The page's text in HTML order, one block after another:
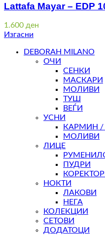
Lattafa Mayar – EDP
1.600 ден
Изгасни
DEBORAH MILANO
ОЧИ
СЕНКИ
МАСКАРИ
МОЛИВИ
ТУШ
ВЕЃИ
УСНИ
КАРМИН /
МОЛИВИ
ЛИЦЕ
ПУДРИ
НОКТИ
ЛАКОВИ
НЕГА
КОЛЕКЦИИ
СЕТОВИ
ДОДАТОЦИ